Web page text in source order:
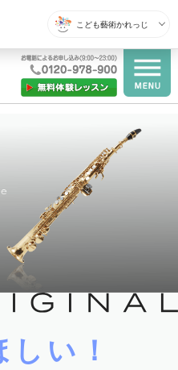
こども藝術かれっじ
い！